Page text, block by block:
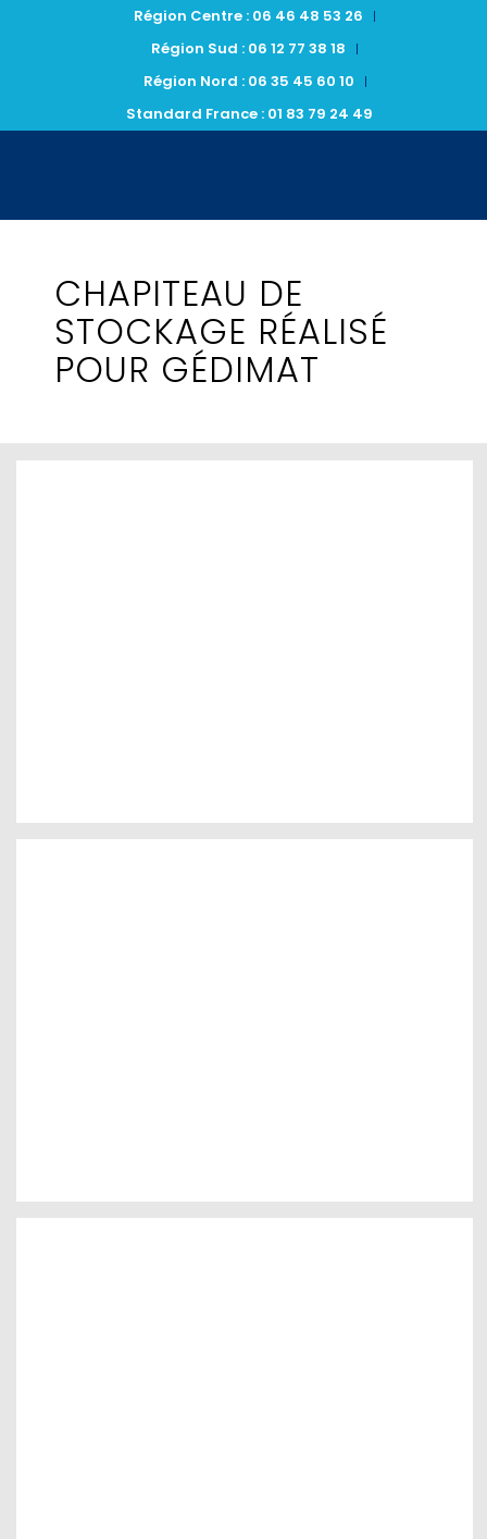
Région Centre : 06 46 48 53 26
Région Sud : 06 12 77 38 18
Région Nord : 06 35 45 60 10
Standard France : 01 83 79 24 49
CHAPITEAU DE
STOCKAGE RÉALISÉ
POUR GÉDIMAT